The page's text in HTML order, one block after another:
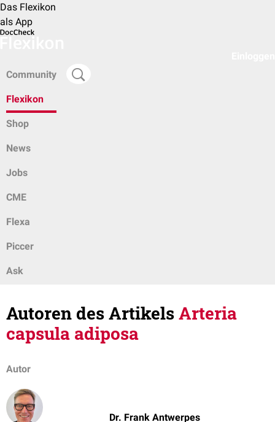
Das Flexikon
als App
Community
Flexikon
Shop
News
Jobs
CME
Flexa
Piccer
Ask
Autoren des ArtikelsArteria
capsula adiposa
Autor
Dr. Frank Antwerpes